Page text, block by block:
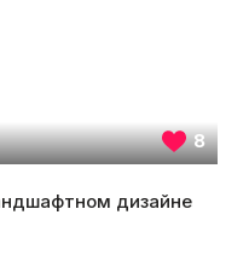
8
дизайне